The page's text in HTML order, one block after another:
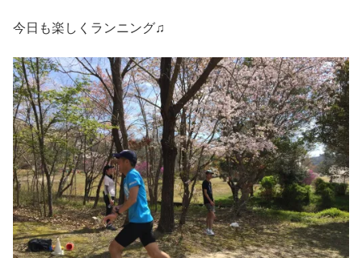
今日も楽しくランニング♫